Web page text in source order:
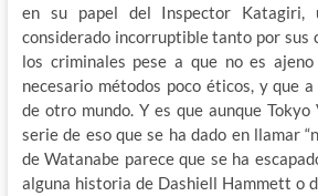
en su papel del Inspector Katagiri,
considerado incorruptible tanto por sus
los criminales pese a que no es
necesario métodos poco éticos, y que
de otro mundo. Y es que aunque
serie de eso que se ha dado en llamar
de Watanabe parece que se ha
alguna historia de Dashiell Hammett o